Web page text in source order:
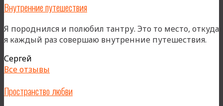
Внутренние путешествия
Я породнился и полюбил тантру. Это то место, откуда
я каждый раз совершаю внутренние путешествия.
Сергей
Все отзывы
Пространство любви